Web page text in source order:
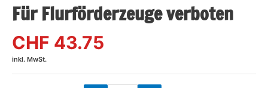
Für Flurförderzeuge verboten
CHF 43.75
inkl. MwSt.